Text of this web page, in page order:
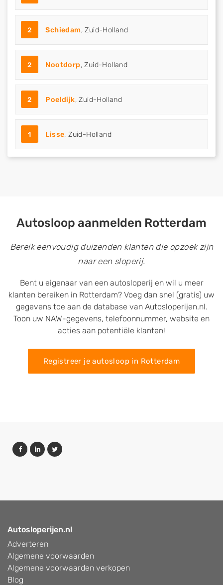
2 Schiedam, Zuid-Holland
2 Nootdorp, Zuid-Holland
2 Poeldijk, Zuid-Holland
1 Lisse, Zuid-Holland
Autosloop aanmelden Rotterdam
Bereik eenvoudig duizenden klanten die opzoek zijn
naar een sloperij.
Bent u eigenaar van een autosloperij en wil u meer
klanten bereiken in Rotterdam? Voeg dan snel (gratis) uw
gegevens toe aan de database van Autosloperijen.nl.
Toon uw NAW-gegevens, telefoonnummer, website en
acties aan potentiële klanten!
Registreer je autosloop in Rotterdam
Autosloperijen.nl
Adverteren
Algemene voorwaarden
Algemene voorwaarden verkopen
Blog